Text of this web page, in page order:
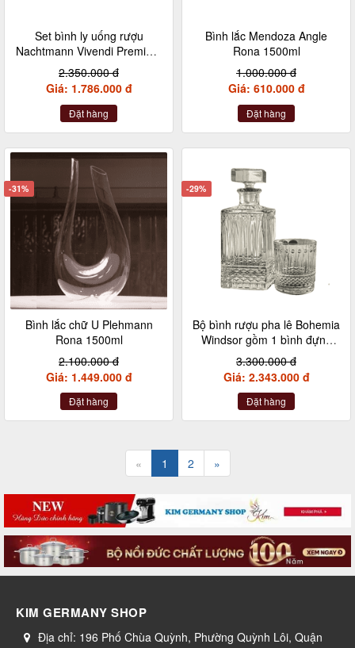
Set bình ly uống rượu
Nachtmann Vivendi Premium
93605 Dekantier 5 món gồm
1 bình và 4 ly
2.350.000 đ
Giá: 1.786.000 đ
Đặt hàng
Bình lắc Mendoza Angle
Rona 1500ml
1.000.000 đ
Giá: 610.000 đ
Đặt hàng
-31%
Bình lắc chữ U Plehmann
Rona 1500ml
2.100.000 đ
Giá: 1.449.000 đ
Đặt hàng
-29%
Bộ bình rượu pha lê Bohemia
Windsor gồm 1 bình đựng
rượu 850ml và 6 cốc 320ml
3.300.000 đ
Giá: 2.343.000 đ
Đặt hàng
« 1 2 »
KIM GERMANY SHOP
Địa chỉ: 196 Phố Chùa Quỳnh, Phường Quỳnh Lôi, Quận